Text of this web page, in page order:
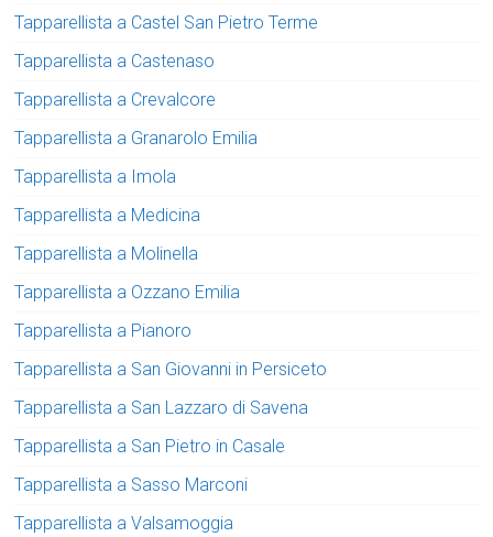
Tapparellista a Castel San Pietro Terme
Tapparellista a Castenaso
Tapparellista a Crevalcore
Tapparellista a Granarolo Emilia
Tapparellista a Imola
Tapparellista a Medicina
Tapparellista a Molinella
Tapparellista a Ozzano Emilia
Tapparellista a Pianoro
Tapparellista a San Giovanni in Persiceto
Tapparellista a San Lazzaro di Savena
Tapparellista a San Pietro in Casale
Tapparellista a Sasso Marconi
Tapparellista a Valsamoggia